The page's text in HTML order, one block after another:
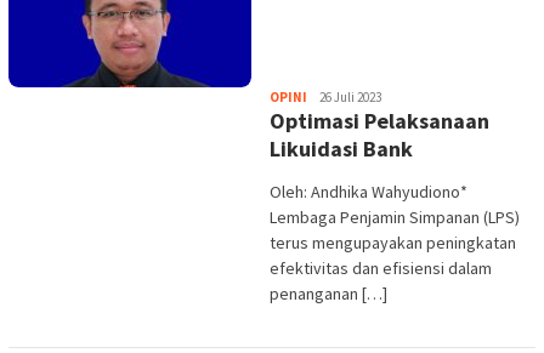
OPINI Heri
Purwata
26 Juli 2023
Optimasi Pelaksanaan
Likuidasi Bank
Oleh: Andhika Wahyudiono*
Lembaga Penjamin Simpanan (LPS)
terus mengupayakan peningkatan
efektivitas dan efisiensi dalam
penanganan […]